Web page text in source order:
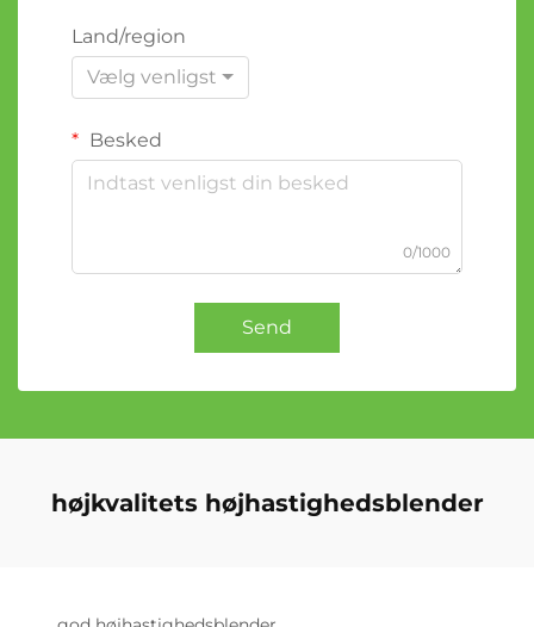
Land/region
Vælg venligst
Besked
0/1000
Send
højkvalitets højhastighedsblender